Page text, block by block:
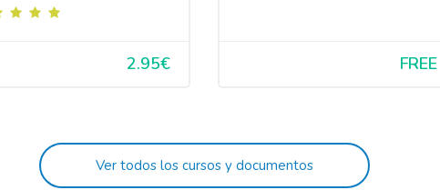
2.95€ FREE
Ver todos los cursos y documentos